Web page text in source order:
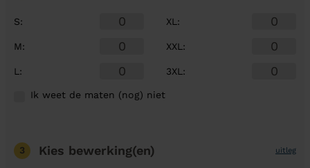
S:
M:
L :
XL :
XXL :
3XL :
Ik weet de maten (nog) niet
3 Kies bewerking(en) uitleg